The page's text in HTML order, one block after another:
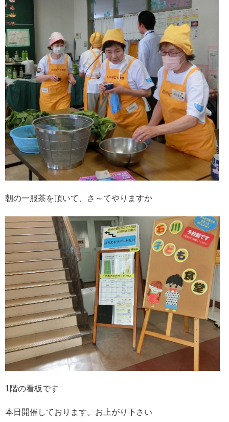
朝の一服茶を頂いて、さ～てやりますか
1階の看板です
本日開催しております。お上がり下さい